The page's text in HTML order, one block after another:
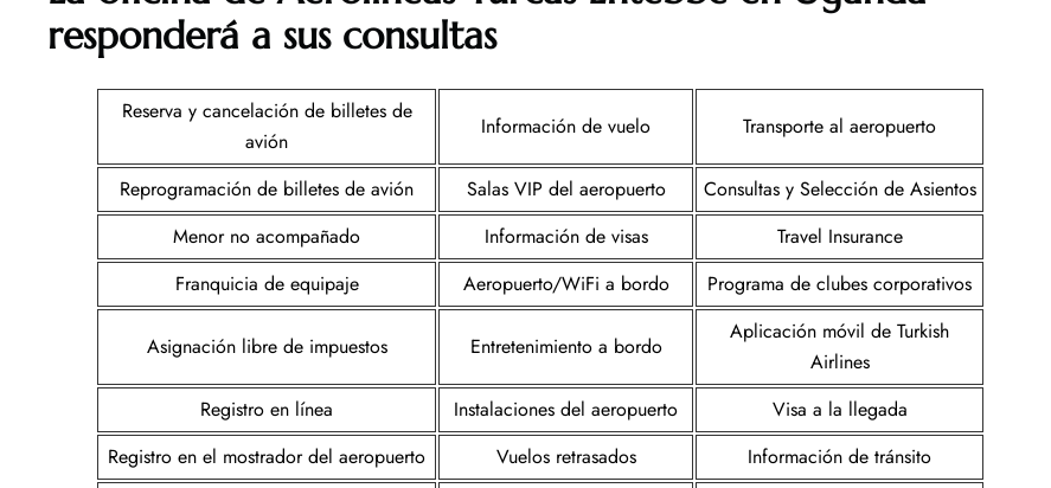
responderá a sus consultas
Reserva y cancelación de billetes de
avión
Información de vuelo Transporte al aeropuerto
Reprogramación de billetes de avión Salas VIP del aeropuerto
Consultas y Selección de Asientos
Menor no acompañado
Información de visas
Travel Insurance
Franquicia de equipaje
Aeropuerto/WiFi a bordo Programa de clubes corporativos
Asignación libre de impuestos Entretenimiento a bordo
Aplicación móvil de Turkish
Airlines
Registro en línea
Instalaciones del aeropuerto
Visa a la llegada
Registro en el mostrador del aeropuerto
Vuelos retrasados
Información de tránsito